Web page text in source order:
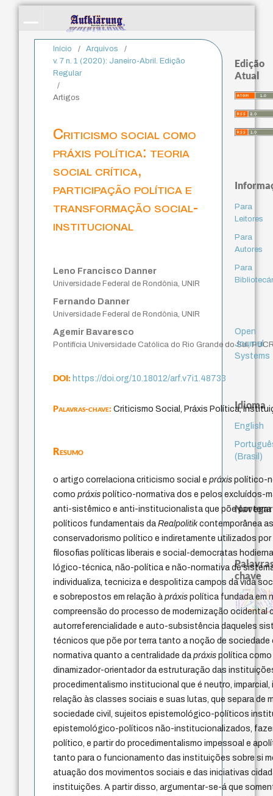
Início / Arquivos
/
v. 7 n. 1 (2020): Janeiro-Abril. Edição
Regular
/
Artigos
Criticismo social como
práxis política: teoria
social crítica,
participação política e
transformação social-
institucional
Leno Francisco Danner
Universidade Federal de Rondônia, UNIR
Fernando Danner
Universidade Federal de Rondônia, UNIR
Agemir Bavaresco
Pontifícia Universidade Católica do Rio Grande do Sul,
DOI:https://doi.org/10.18012/arf.v7i1.48733
Palavras-chave:Criticismo Social, Práxis Política,
Resumo
o artigo correlaciona criticismo social epráxis político-
comopráxis político-normativa dos e pelos excluídos-
anti-sistêmico e anti-institucionalista que põe por
políticos fundamentais daRealpolitik contemporânea
conservadorismo político e indiretamente utilizados
filosofias políticas liberais e social-democratas
lógico-técnica, não-política e não-normativa de
individualiza, tecniciza e despolitiza campos da vida
e sobrepostos em relação àpráxis política fundada em
compreensão do processo de modernização ocidental
autorreferencialidade e auto-subsistência daqueles
técnicos que põe por terra tanto a noção de
normativa quanto a centralidade dapráxis política
dinamizador-orientador da estruturação das
procedimentalismo institucional que é neutro, imparcial,
relação às classes sociais e suas lutas, que separa de
sociedade civil, sujeitos epistemológico-políticos
epistemológico-políticos não-institucionalizados,
político, e partir do procedimentalismo impessoal e
tanto para o funcionamento das instituições sobre si
atuação dos movimentos sociais e das iniciativas
instituições. A partir disso, argumentar-se-á que
Edição
Atual
Para
Leitores
Para
Autores
Para
Open
Journal
Systems
Idioma
English
(Brasil)
Navegar
chave
fundamentalismo
jacobi
protágoras experiência temporal
metafísica do tempo
género
idade
intolerância history of philosophy
identidade nacional
filosofia brasileiraj.c.m. neto
palavraperdón
leyes
violencia
guayaquil
logos
pedagogia
lei
acquaintance desejo
mind animais
realidad